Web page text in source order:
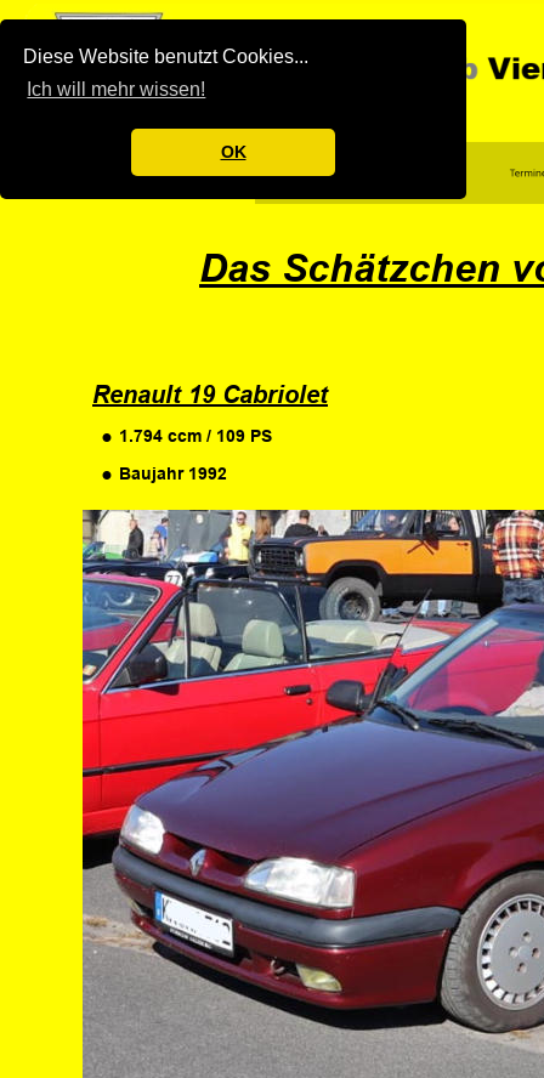
Diese Website benutzt Cookies...
Ich will mehr wissen!
OK
Das Schätzchen
Renault 19 Cabriolet
• 1.794 ccm / 109 PS
• Baujahr 1992